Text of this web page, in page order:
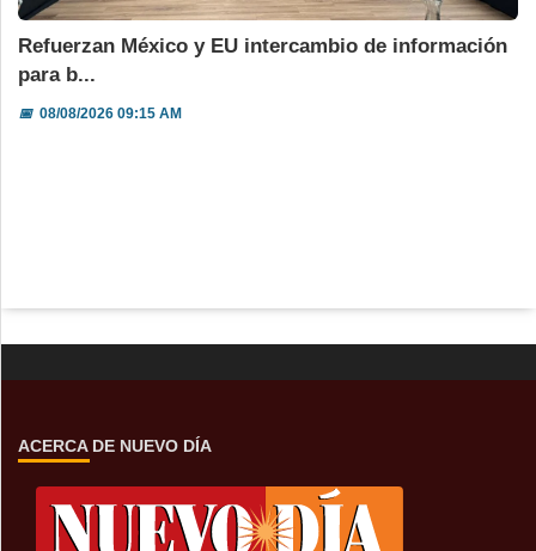
Refuerzan México y EU intercambio de información
para b...
📅08/08/2026 09:15 AM
ACERCA DE NUEVO DÍA